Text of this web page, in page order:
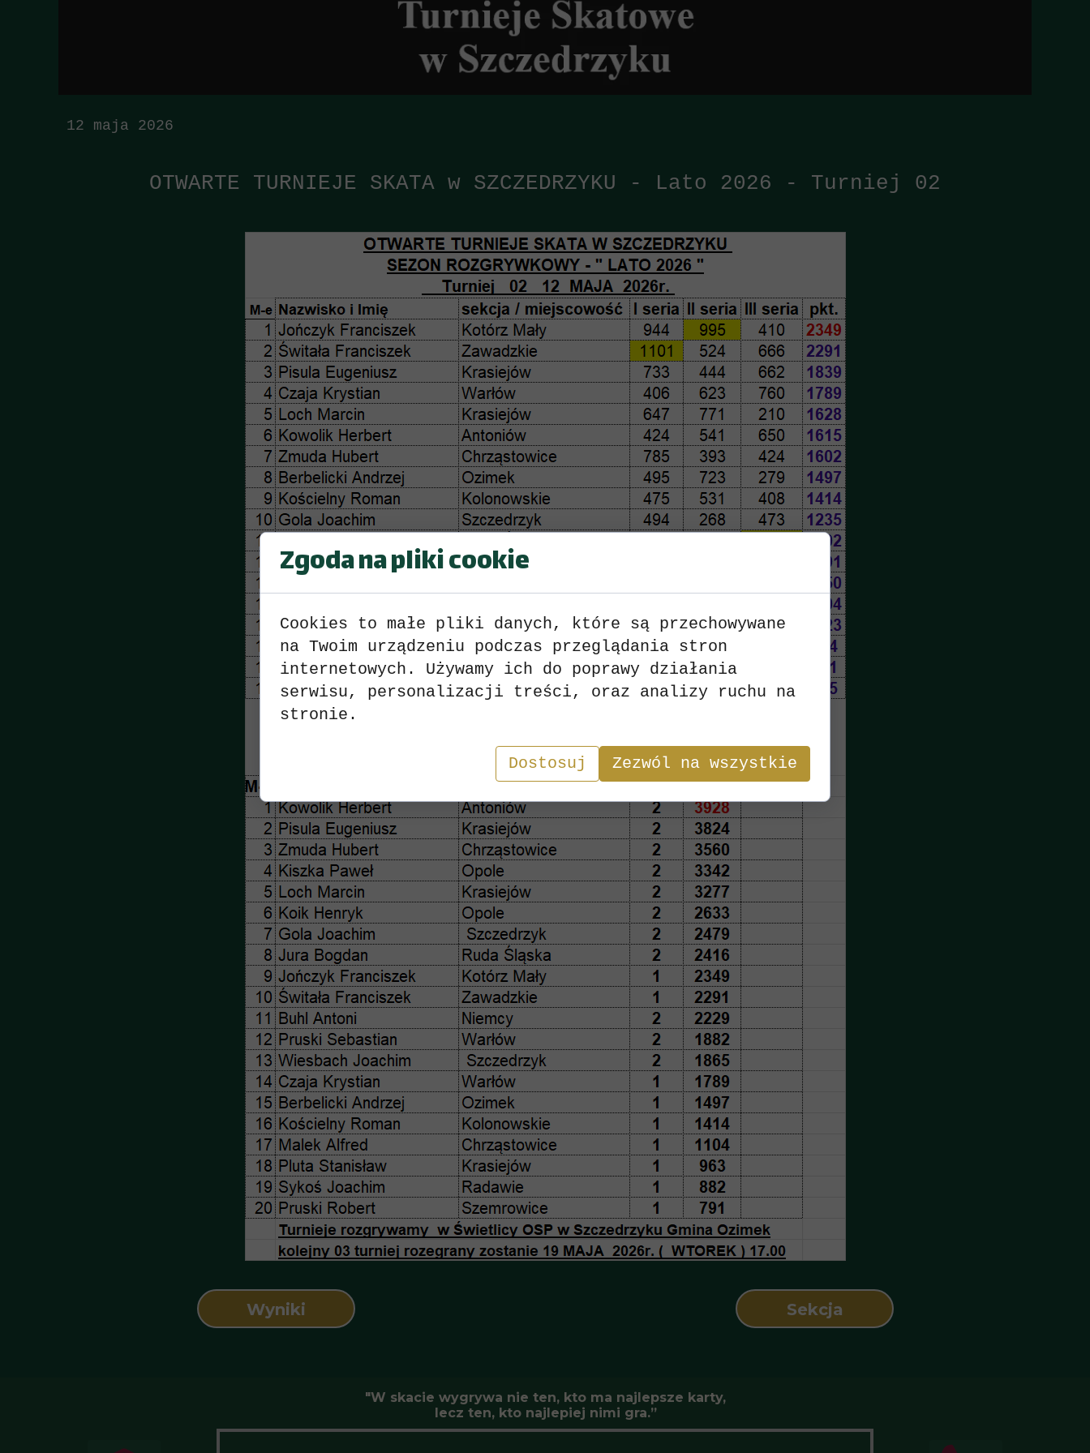
Wyniki Sekcja
12 maja 2026
OTWARTE TURNIEJE SKATA w SZCZEDRZYKU - Lato 2026 - Turniej 02
"W skacie wygrywa nie ten, kto ma najlepsze karty,
lecz ten, kto najlepiej nimi gra.”
Zgoda na pliki cookie
Cookies to małe pliki danych, które są przechowywane
na Twoim urządzeniu podczas przeglądania stron
internetowych. Używamy ich do poprawy działania
serwisu, personalizacji treści, oraz analizy ruchu na
stronie.
Dostosuj Zezwól na wszystkie